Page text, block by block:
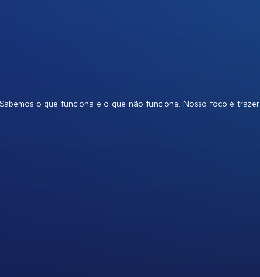
o que funciona e o que não funciona. Nosso foco é trazer